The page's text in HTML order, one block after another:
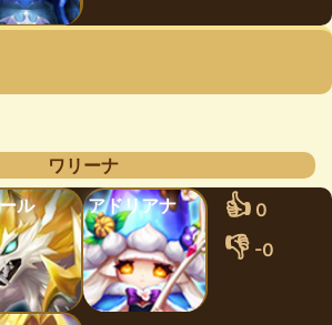
ワリーナ
ル アドリアナ 👍 0
👎 -0